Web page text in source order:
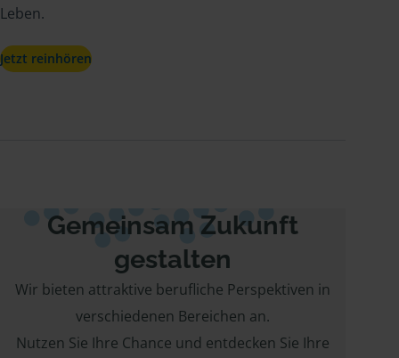
Leben.
Jetzt reinhören
Gemeinsam Zukunft
gestalten
Wir bieten attraktive berufliche Perspektiven in
verschiedenen Bereichen an.
Nutzen Sie Ihre Chance und entdecken Sie Ihre